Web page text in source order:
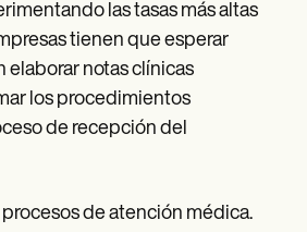
las tasas más altas
tienen que esperar
elaborar notas clínicas
los procedimientos
de recepción del
de atención médica.